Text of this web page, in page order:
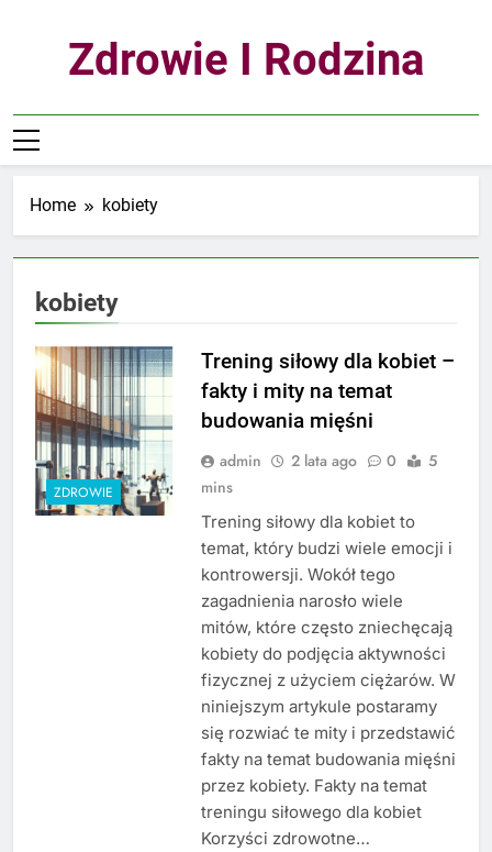
Zdrowie I Rodzina
Home kobiety
kobiety
ZDROWIE
Trening siłowy dla kobiet –
fakty i mity na temat
budowania mięśni
admin 2 lata ago 0
5
mins
Trening siłowy dla kobiet to
temat, który budzi wiele emocji i
kontrowersji. Wokół tego
zagadnienia narosło wiele
mitów, które często zniechęcają
kobiety do podjęcia aktywności
fizycznej z użyciem ciężarów. W
niniejszym artykule postaramy
się rozwiać te mity i przedstawić
fakty na temat budowania mięśni
przez kobiety. Fakty na temat
treningu siłowego dla kobiet
Korzyści zdrowotne…